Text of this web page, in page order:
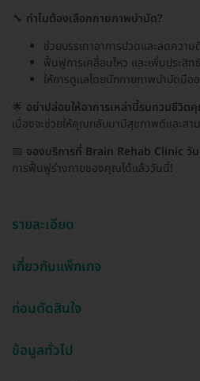
🔧 ทำไมต้องเลือกกายภาพบำบัด?
ช่วยบรรเทาอาการปวดและลดควา
ฟื้นฟูการเคลื่อนไหว และเพิ่มประสิ
ให้การดูแลโดยนักกายภาพบำบัดมื
🌟 อย่าปล่อยให้อาการเหล่านี้รบกวนชีวิต
เนื่องจะช่วยให้คุณกลับมามีสุขภาพดีและสา
📅 จองบริการที่ Brain Rehab Clinic วั
การฟื้นฟูร่างกายของคุณได้แล้ววันนี้!
รายละเอียด
เกี่ยวกับแพ็กเกจ
ก่อนตัดสินใจ
ข้อมูลทั่วไป